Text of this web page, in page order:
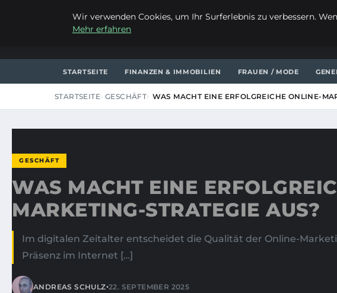
STARTSEITE FINANZEN & IMMOBILIEN FRAUEN / MODE
STARTSEITE GESCHÄFT WAS MACHT EINE ERFOLGREICHE ONLINE-
GESCHÄFT
WAS MACHT EINE
MARKETING-STRATEGIE AUS?
Im digitalen Zeitalter entscheidet die Qualität der Online-
Präsenz im Internet […]
ANDREAS SCHULZ•22. SEPTEMBER 2025
Wir verwenden Cookies, um Ihr Surferlebnis zu verbessern.
Mehr erfahren